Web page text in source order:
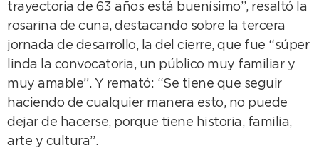
trayectoria de 63 años está buenísimo”, resaltó la
rosarina de cuna, destacando sobre la tercera
jornada de desarrollo, la del cierre, que fue “súper
linda la convocatoria, un público muy familiar y
muy amable”. Y remató: “Se tiene que seguir
haciendo de cualquier manera esto, no puede
dejar de hacerse, porque tiene historia, familia,
arte y cultura”.